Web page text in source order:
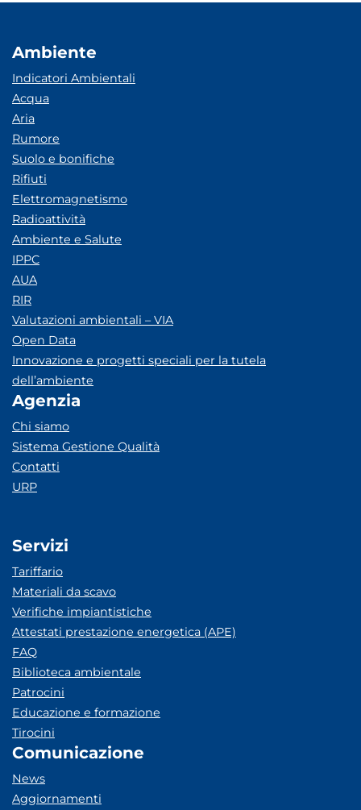
Ambiente
Indicatori Ambientali
Acqua
Aria
Rumore
Suolo e bonifiche
Rifiuti
Elettromagnetismo
Radioattività
Ambiente e Salute
IPPC
AUA
RIR
Valutazioni ambientali – VIA
Open Data
Innovazione e progetti speciali per la tutela
dell’ambiente
Agenzia
Chi siamo
Sistema Gestione Qualità
Contatti
URP
Servizi
Tariffario
Materiali da scavo
Verifiche impiantistiche
Attestati prestazione energetica (APE)
FAQ
Biblioteca ambientale
Patrocini
Educazione e formazione
Tirocini
Comunicazione
News
Aggiornamenti